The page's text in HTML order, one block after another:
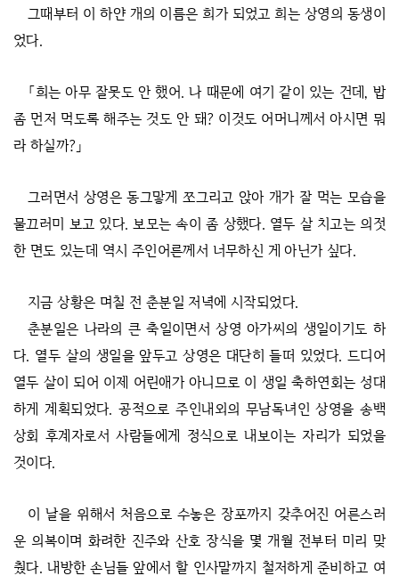
그때부터 이 하얀 개의 이름은 희가 되었고 희는 상영의 동생이
었다.
「희는 아무 잘못도 안 했어. 나 때문에 여기 같이 있는 건데, 밥
좀 먼저 먹도록 해주는 것도 안 돼? 이것도 어머니께서 아시면 뭐
라 하실까?」
그러면서 상영은 동그맣게 쪼그리고 앉아 개가 잘 먹는 모습을
물끄러미 보고 있다. 보모는 속이 좀 상했다. 열두 살 치고는 의젓
한 면도 있는데 역시 주인어른께서 너무하신 게 아닌가 싶다.
지금 상황은 며칠 전 춘분일 저녁에 시작되었다.
춘분일은 나라의 큰 축일이면서 상영 아가씨의 생일이기도 하
다. 열두 살의 생일을 앞두고 상영은 대단히 들떠 있었다. 드디어
열두 살이 되어 이제 어린애가 아니므로 이 생일 축하연회는 성대
하게 계획되었다. 공적으로 주인내외의 무남독녀인 상영을 송백
상회 후계자로서 사람들에게 정식으로 내보이는 자리가 되었을
것이다.
이 날을 위해서 처음으로 수놓은 장포까지 갖추어진 어른스러
운 의복이며 화려한 진주와 산호 장식을 몇 개월 전부터 미리 맞
췄다. 내방한 손님들 앞에서 할 인사말까지 철저하게 준비하고 여